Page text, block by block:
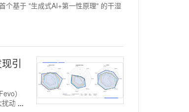
个基于 "生成式AI+第一性原理" 的干湿
引
）
动